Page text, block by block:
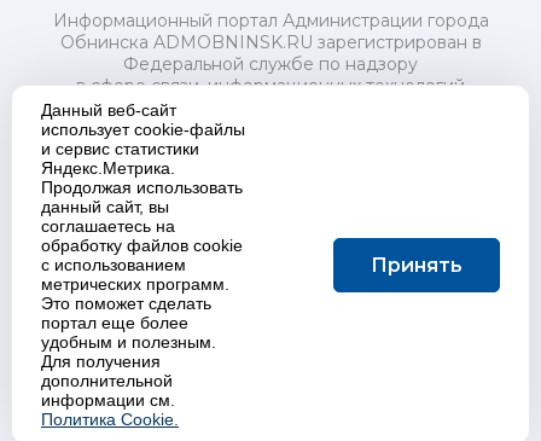
Информационный портал Администрации города
Обнинска ADMOBNINSK.RU зарегистрирован в
Федеральной службе по надзору
в сфере связи, информационных технологий
и массовых коммуникаций (Роскомнадзор) 24 июля
2018 года.
Свидетельство о регистрации Эл № ФС77-73321
Учредитель: Администрация (исполнительно-
распорядительный орган) городского округа "Город
Обнинск". Главный редактор: Байкова Е.А.
Адрес электронной почты Редакции:
redactor@admobninsk.ru
Телефон Редакции: +7 (484) 395-85-85
Настоящий ресурс содержит материалы 18+
Политика в отношении обработки персональных
Данный веб-сайт
использует cookie-файлы
и сервис статистики
Яндекс.Метрика.
Продолжая использовать
данный сайт, вы
соглашаетесь на
обработку файлов cookie
с использованием
метрических программ.
Это поможет сделать
портал еще более
удобным и полезным.
Для получения
дополнительной
информации см.
Политика Cookie.
Принять